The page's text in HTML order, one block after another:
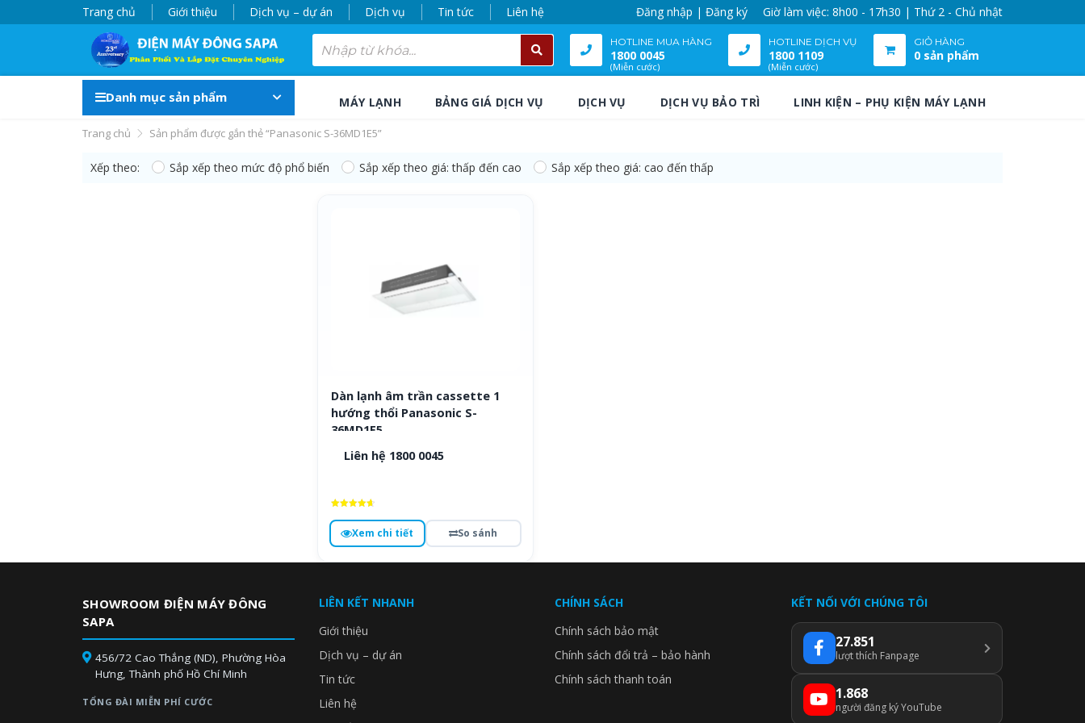
Trang chủ Giới thiệu Dịch vụ – dự án Dịch vụ Tin tức Liên hệ Đăng nhập | Đăng ký Giờ làm việc: 8h00 - 17h30 | Thứ 2 - Chủ nhật
HOTLINE MUA HÀNG
1800 0045
(Miễn cước)
HOTLINE DỊCH VỤ
1800 1109
(Miễn cước)
GIỎ HÀNG
0 sản phẩm
Danh mục sản phẩm MÁY LẠNH BẢNG GIÁ DỊCH VỤ DỊCH VỤ DỊCH VỤ BẢO TRÌ LINH KIỆN – PHỤ KIỆN MÁY LẠNH
Trang chủ Sản phẩm được gắn thẻ “Panasonic S-36MD1E5”
Xếp theo: Sắp xếp theo mức độ phổ biến Sắp xếp theo giá: thấp đến cao Sắp xếp theo giá: cao đến thấp
Dàn lạnh âm trần cassette 1
hướng thổi Panasonic S-
36MD1E5
Liên hệ 1800 0045
hạng
4.8
5 saoXem chi tiết So sánh
SHOWROOM ĐIỆN MÁY ĐÔNG
SAPA
456/72 Cao Thắng (ND), Phường Hòa
Hưng, Thành phố Hồ Chí Minh
TỔNG ĐÀI MIỄN PHÍ CƯỚC
LIÊN KẾT NHANH
Giới thiệu
Dịch vụ – dự án
Tin tức
Liên hệ
CHÍNH SÁCH
Chính sách bảo mật
Chính sách đổi trả – bảo hành
Chính sách thanh toán
KẾT NỐI VỚI CHÚNG TÔI
27.851
lượt thích Fanpage
1.868
người đăng ký YouTube